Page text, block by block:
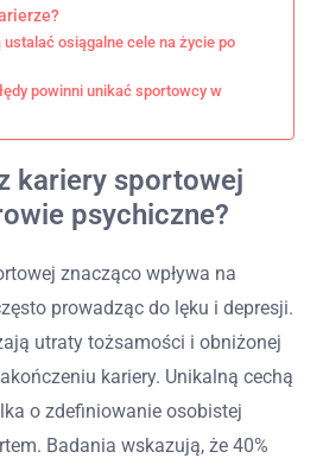
osiągalne cele na życie po
powinni unikać sportowcy w
kariery sportowej
psychiczne?
znacząco wpływa na
prowadząc do lęku i depresji.
utraty tożsamości i obniżonej
kariery. Unikalną cechą
o zdefiniowanie osobistej
Badania wskazują, że 40%